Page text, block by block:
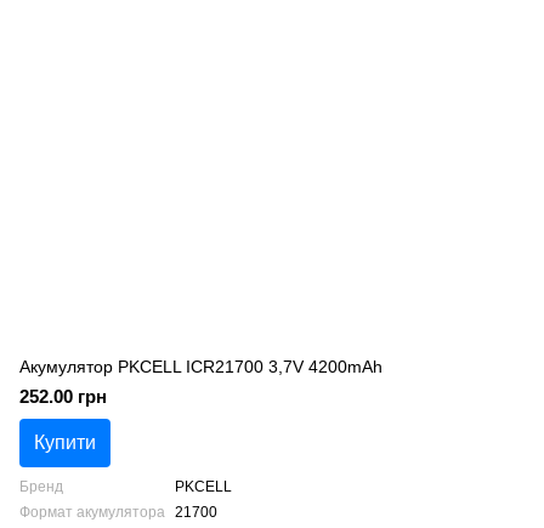
Акумулятор PKCELL ICR21700 3,7V 4200mAh
252.00 грн
Купити
Бренд
PKCELL
Формат акумулятора 21700